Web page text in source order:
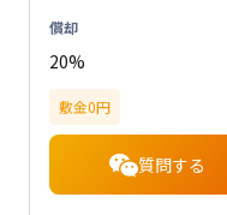
償却
20%
敷金0円
質問する